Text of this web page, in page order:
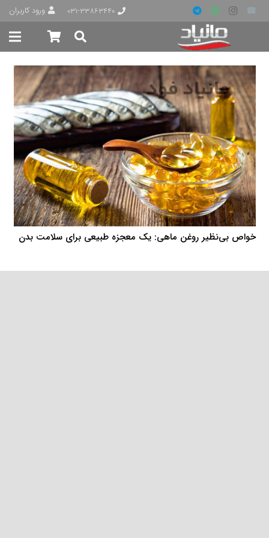
۰۳۱-۳۳۸۶۳۴۴۰ ورود کاربران
خواص بی‌نظیر روغن ماهی: یک معجزه طبیعی برای سلامت بدن